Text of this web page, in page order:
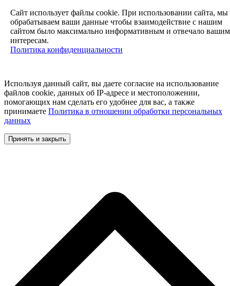
Сайт использует файлы cookie. При использовании сайта, мы
обрабатываем ваши данные чтобы взаимодействие с нашим
сайтом было максимально информативным и отвечало вашим
интересам.
Политика конфиденциальности
Используя данный сайт, вы даете согласие на использование
файлов cookie, данных об IP-адресе и местоположении,
помогающих нам сделать его удобнее для вас, а также
принимаете Политика в отношении обработки персональных
данных
Принять и закрыть